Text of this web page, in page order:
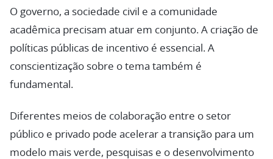
O governo, a sociedade civil e a comunidade
acadêmica precisam atuar em conjunto. A criação de
políticas públicas de incentivo é essencial. A
conscientização sobre o tema também é
fundamental.
Diferentes meios de colaboração entre o setor
público e privado pode acelerar a transição para um
modelo mais verde, pesquisas e o desenvolvimento